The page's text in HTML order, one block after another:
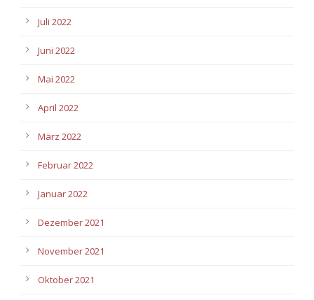
Juli 2022
Juni 2022
Mai 2022
April 2022
März 2022
Februar 2022
Januar 2022
Dezember 2021
November 2021
Oktober 2021